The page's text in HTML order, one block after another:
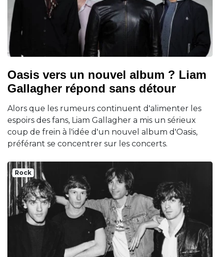
Oasis vers un nouvel album ? Liam
Gallagher répond sans détour
Alors que les rumeurs continuent d'alimenter les
espoirs des fans, Liam Gallagher a mis un sérieux
coup de frein à l'idée d'un nouvel album d'Oasis,
préférant se concentrer sur les concerts.
Rock